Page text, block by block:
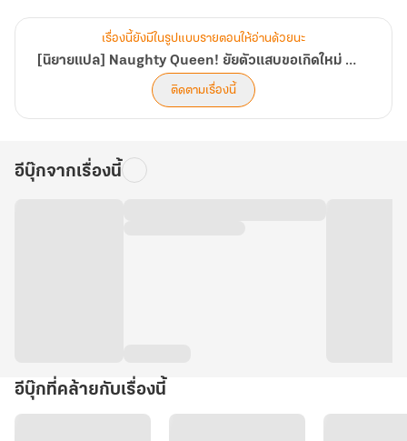
ใจ
คุณ
พ่อ
ซุป
ตาร์
★
เรื่องนี้ยังมีในรูปแบบรายตอนให้อ่านด้วยนะ
[นิยายแปล] Naughty Queen! ยัยตัวแสบขอเกิดใหม่ มัดใจคุณพ่อซุปตาร์ ★
ติดตามเรื่องนี้
อีบุ๊กจากเรื่องนี้
อีบุ๊กที่คล้ายกับเรื่องนี้